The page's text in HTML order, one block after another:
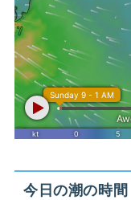
今日の潮の時間